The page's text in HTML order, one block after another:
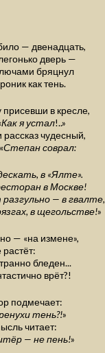
— двенадцать,
дверь —
бряцнул
как тень.
в кресле,
Как я устал!..»
чудесный,
Степан соврал:
в «Ялте».
в Москве!
— в гвалте,
в щегольстве!»
— «на измене»,
бледен...
врёт?!
подмечает:
тень?!»
читает:
— не пень!»